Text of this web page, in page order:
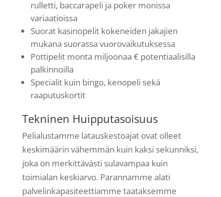
rulletti, baccarapeli ja poker monissa
variaatioissa
Suorat kasinopelit kokeneiden jakajien
mukana suorassa vuorovaikutuksessa
Pottipelit monta miljoonaa € potentiaalisilla
palkinnoilla
Specialit kuin bingo, kenopeli sekä
raaputuskortit
Tekninen Huipputasoisuus
Pelialustamme latauskestoajat ovat olleet
keskimäärin vähemmän kuin kaksi sekunniksi,
joka on merkittävästi sulavampaa kuin
toimialan keskiarvo. Parannamme alati
palvelinkapasiteettiamme taataksemme